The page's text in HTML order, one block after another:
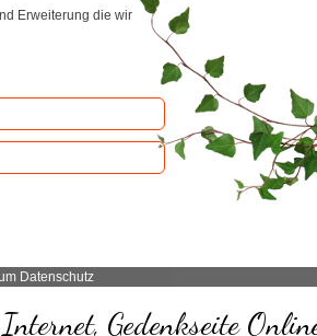
Erweiterung die wir
Datenschutz
Gedenkseite